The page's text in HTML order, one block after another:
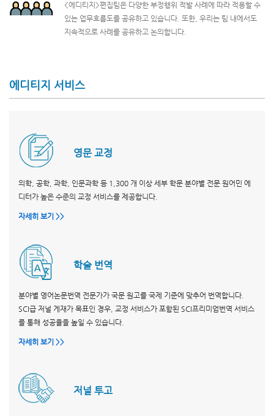
<에디티지>편집팀은 다양한 부정행위 적발 사례에 따라 적용할 수
있는 업무흐름도를 공유하고 있습니다. 또한, 우리는 팀 내에서도
지속적으로 사례를 공유하고 논의합니다.
에디티지 서비스
영문 교정
의학, 공학, 과학, 인문과학 등 1,300 개 이상 세부 학문 분야별 전문 원어민 에
디터가 높은 수준의 교정 서비스를 제공합니다.
자세히 보기 >>
학술 번역
분야별 영어논문번역 전문가가 국문 원고를 국제 기준에 맞추어 번역합니다.
SCI급 저널 게재가 목표인 경우, 교정 서비스가 포함된 SCI프리미엄번역 서비스
를 통해 성공율을 높일 수 있습니다.
자세히 보기 >>
저널 투고